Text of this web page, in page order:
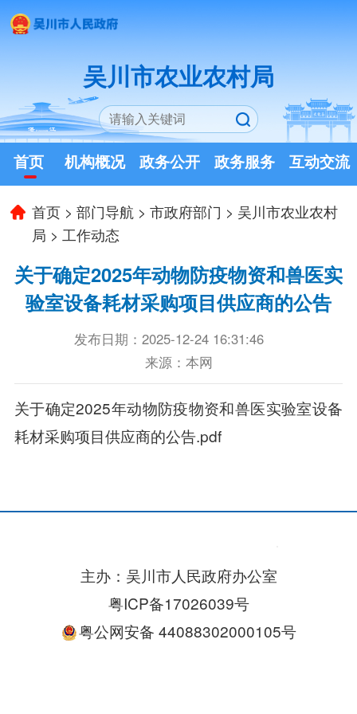
吴川市农业农村局
首页 机构概况 政务公开 政务服务 互动交流
首页 >部门导航 >市政府部门 > 吴川市农业农村
局 > 工作动态
关于确定2025年动物防疫物资和兽医实
验室设备耗材采购项目供应商的公告
发布日期：2025-12-24 16:31:46
来源：本网
关于确定2025年动物防疫物资和兽医实验室设备
耗材采购项目供应商的公告.pdf
主办：吴川市人民政府办公室
粤ICP备17026039号
粤公网安备 44088302000105号